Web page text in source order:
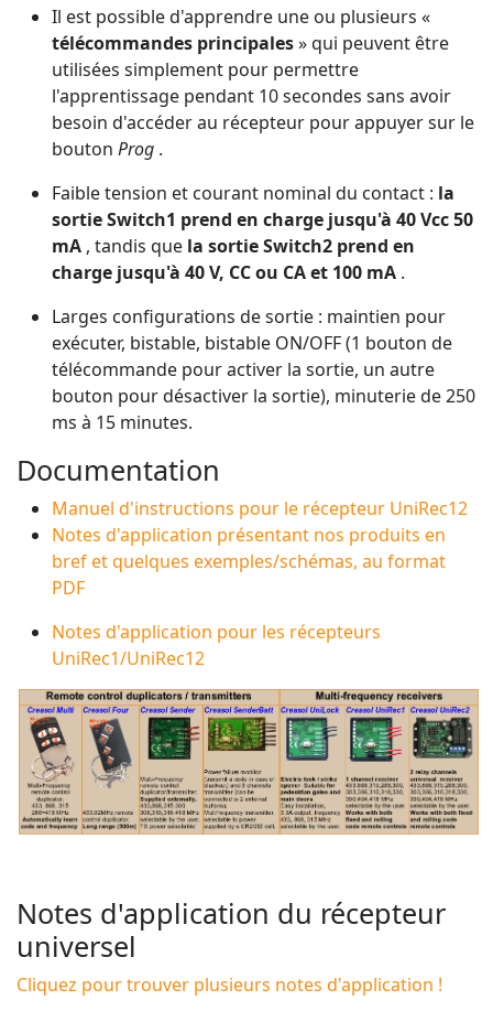
Il est possible d'apprendre une ou plusieurs «
télécommandes principales» qui peuvent être
utilisées simplement pour permettre
l'apprentissage pendant 10 secondes sans avoir
besoin d'accéder au récepteur pour appuyer sur le
bouton Prog .
Faible tension et courant nominal du contact : la
sortie Switch1 prend en charge jusqu'à 40 Vcc 50
mA , tandis que la sortie Switch2 prend en
charge jusqu'à 40 V, CC ou CA et 100 mA .
Larges configurations de sortie : maintien pour
exécuter, bistable, bistable ON/OFF (1 bouton de
télécommande pour activer la sortie, un autre
bouton pour désactiver la sortie), minuterie de 250
ms à 15 minutes.
Documentation
Manuel d'instructions pour le récepteur UniRec12
Notes d'application présentant nos produits en
bref et quelques exemples/schémas, au format
PDF
Notes d'application pour les récepteurs
UniRec1/UniRec12
Notes d'application du récepteur
universel
Cliquez pour trouver plusieurs notes d'application !